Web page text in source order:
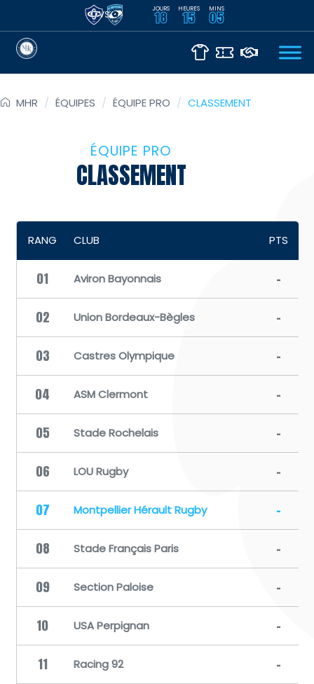
VS JOURS
18 HEURES
15 MINS
05
MHR / ÉQUIPES / ÉQUIPE PRO / CLASSEMENT
ÉQUIPE PRO
CLASSEMENT
RANG CLUB PTS
01 Aviron Bayonnais -
02 Union Bordeaux-Bègles -
03 Castres Olympique -
04 ASM Clermont -
05 Stade Rochelais -
06 LOU Rugby -
07 Montpellier Hérault Rugby -
08 Stade Français Paris -
09 Section Paloise -
10 USA Perpignan -
11 Racing 92 -